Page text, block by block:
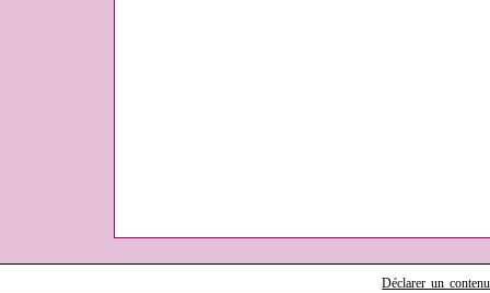
Déclarer un